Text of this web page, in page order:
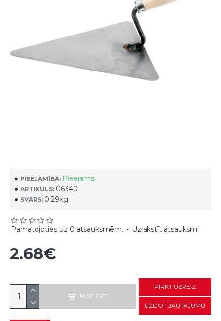
PIEEJAMĪBA: Pieejams
ARTIKULS: 06340
SVARS: 0.29kg
Pamatojoties uz 0 atsauksmēm. - Uzrakstīt atsauksmi
2.68€
NOPIRKT
PIRKT UZREIZ
UZDOT JAUTĀJUMU